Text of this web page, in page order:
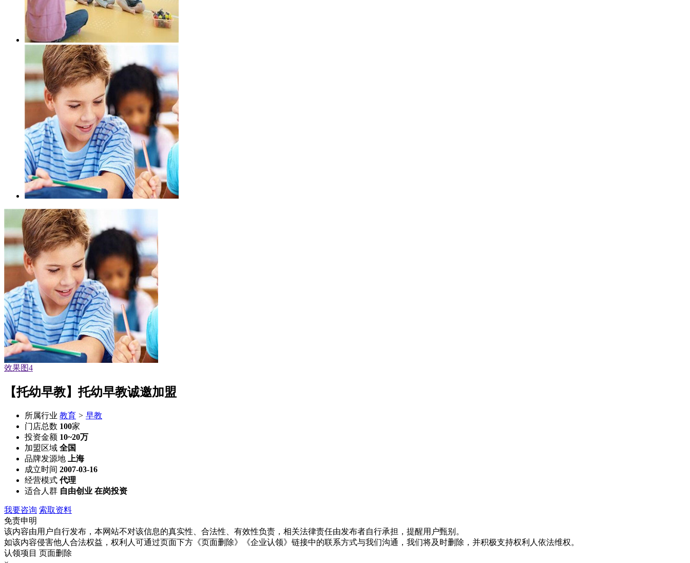
效果图1
【托幼早教】托幼早教诚邀加盟
所属行业 教育 > 早教
门店总数 100家
投资金额 10~20万
加盟区域 全国
品牌发源地
上海
成立时间 2007-03-16
经营模式 代理
适合人群 自由创业 在岗投资
我要咨询 索取资料
免责申明
该内容由用户自行发布，本网站不对该信息的真实性、合法性、有效性负责，相关法律责任由发布者自行承担，提醒用户甄别。
如该内容侵害他人合法权益，权利人可通过页面下方《页面删除》《企业认领》链接中的联系方式与我们沟通，我们将及时删除，并积极支持权利人依法维权。
认领项目 页面删除